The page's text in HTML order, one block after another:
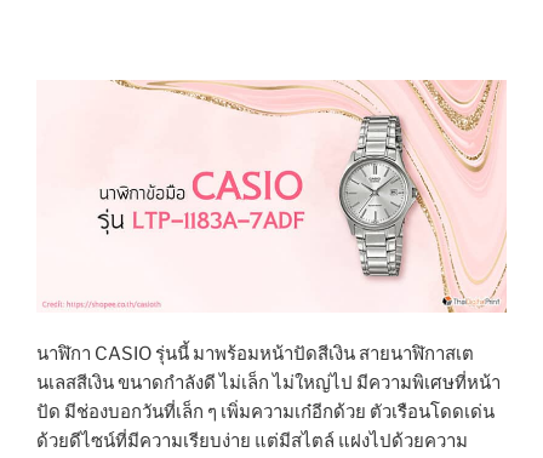
นาฬิกา CASIO รุ่นนี้ มาพร้อมหน้าปัดสีเงิน สายนาฬิกาสเต
นเลสสีเงิน ขนาดกำลังดี ไม่เล็ก ไม่ใหญ่ไป มีความพิเศษที่หน้า
ปัด มีช่องบอกวันที่เล็ก ๆ เพิ่มความเก๋อีกด้วย ตัวเรือนโดดเด่น
ด้วยดีไซน์ที่มีความเรียบง่าย แต่มีสไตล์ แฝงไปด้วยความ